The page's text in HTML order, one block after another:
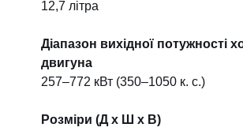
12,7 літра
Діапазон вихідної потужності
двигуна
257–772 кВт (350–1050 к. с.)
Розміри (Д x Ш x В)